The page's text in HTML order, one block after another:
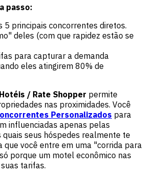
passo:
5 principais concorrentes diretos.
deles (com que rapidez estão se
para capturar a demanda
eles atingirem 80% de
/ Rate Shopper permite
nas proximidades. Você
Personalizados para
influenciadas apenas pelas
seus hóspedes realmente te
que você entre em uma "corrida para
porque um motel econômico nas
tarifas.